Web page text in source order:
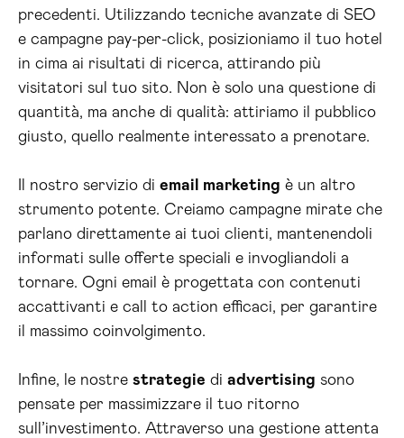
precedenti. Utilizzando tecniche avanzate di SEO
e campagne pay-per-click, posizioniamo il tuo hotel
in cima ai risultati di ricerca, attirando più
visitatori sul tuo sito. Non è solo una questione di
quantità, ma anche di qualità: attiriamo il pubblico
giusto, quello realmente interessato a prenotare.
Il nostro servizio di email marketing è un altro
strumento potente. Creiamo campagne mirate che
parlano direttamente ai tuoi clienti, mantenendoli
informati sulle offerte speciali e invogliandoli a
tornare. Ogni email è progettata con contenuti
accattivanti e call to action efficaci, per garantire
il massimo coinvolgimento.
Infine, le nostre strategie di advertising sono
pensate per massimizzare il tuo ritorno
sull’investimento. Attraverso una gestione attenta